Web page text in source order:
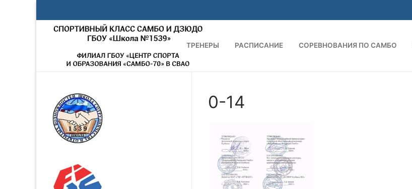
к
содержимому
ТРЕНЕРЫ РАСПИСАНИЕ СОРЕВНОВАНИЯ ПО САМБО
0-14